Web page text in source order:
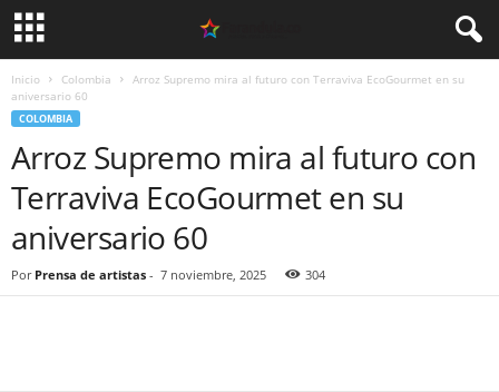
Inicio Colombia
Arroz Supremo mira al futuro con Terraviva EcoGourmet en su
aniversario 60
COLOMBIA
Arroz Supremo mira al futuro con
Terraviva EcoGourmet en su
aniversario 60
Por Prensa de artistas - 7 noviembre, 2025 304